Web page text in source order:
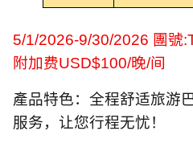
5/1/2026-9/30/2026 團號
附加费USD$100/晚/间
產品特色：全程舒适旅游
服务，让您行程无忧！